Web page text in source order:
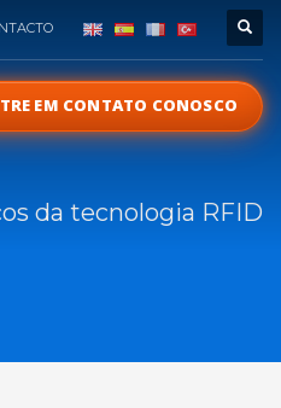
EM CONTATO CONOSCO
da tecnologia RFID